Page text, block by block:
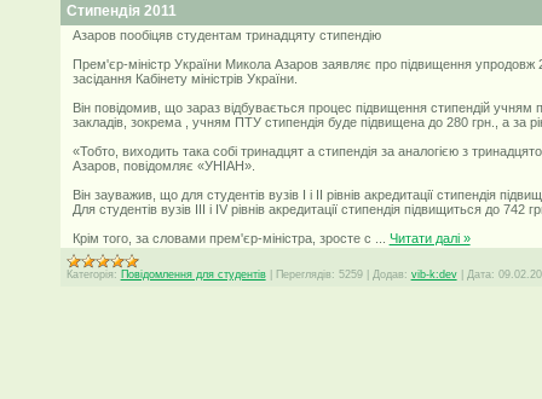
Стипендія 2011
Азаров пообіцяв студентам тринадцяту стипендію
Прем'єр-міністр України Микола Азаров заявляє про підвищення упродовж
засідання Кабінету міністрів України.
Він повідомив, що зараз відбувається процес підвищення стипендій
закладів, зокрема , учням ПТУ стипендія буде підвищена до 280 грн., а за
«Тобто, виходить така собі тринадцят а стипендія за аналогією з
Азаров, повідомляє «УНІАН».
Він зауважив, що для студентів вузів І і ІІ рівнів акредитації стипендія
Для студентів вузів ІІІ і ІV рівнів акредитації стипендія підвищиться до
Крім того, за словами прем'єр-міністра, зросте с
Читати далі »
Категорія: Повідомлення для студентів Переглядів: 5259 Додав: vib-k:dev Дата: